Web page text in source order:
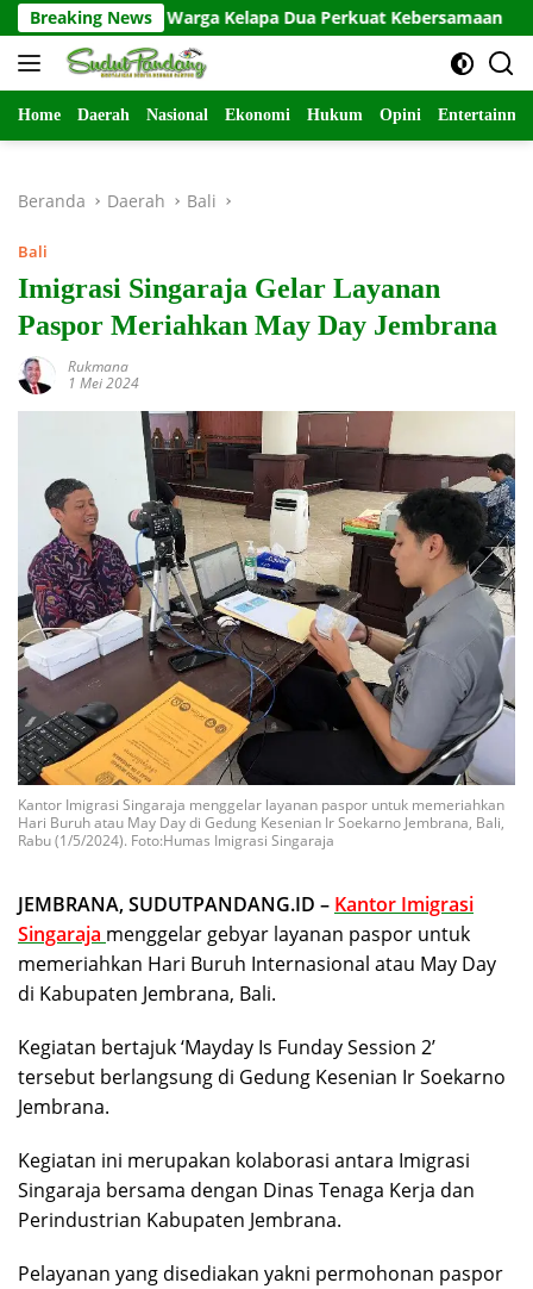
Langsung
ke
konten
Breaking News
Ajak Warga Kelapa Dua Perkuat Kebersamaan
Home Daerah Nasional Ekonomi Hukum Opini
Beranda Daerah Bali
Bali
Imigrasi Singaraja Gelar Layanan
Paspor Meriahkan May Day Jembrana
Rukmana
1 Mei 2024
Kantor Imigrasi Singaraja menggelar layanan paspor untuk memeriahkan
Hari Buruh atau May Day di Gedung Kesenian Ir Soekarno Jembrana, Bali,
Rabu (1/5/2024). Foto:Humas Imigrasi Singaraja
JEMBRANA, SUDUTPANDANG.ID – Kantor Imigrasi
Singaraja menggelar gebyar layanan paspor untuk
memeriahkan Hari Buruh Internasional atau May Day
di Kabupaten Jembrana, Bali.
Kegiatan bertajuk ‘Mayday Is Funday Session 2’
tersebut berlangsung di Gedung Kesenian Ir Soekarno
Jembrana.
Kegiatan ini merupakan kolaborasi antara Imigrasi
Singaraja bersama dengan Dinas Tenaga Kerja dan
Perindustrian Kabupaten Jembrana.
Pelayanan yang disediakan yakni permohonan paspor